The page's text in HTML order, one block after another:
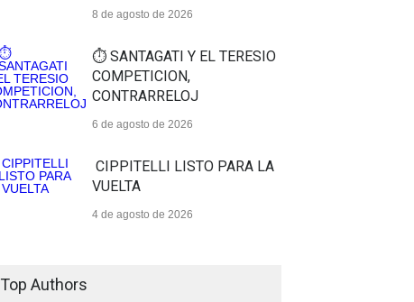
8 de agosto de 2026
⏱️ SANTAGATI Y EL TERESIO
COMPETICION,
CONTRARRELOJ
6 de agosto de 2026
CIPPITELLI LISTO PARA LA
VUELTA
4 de agosto de 2026
Top Authors